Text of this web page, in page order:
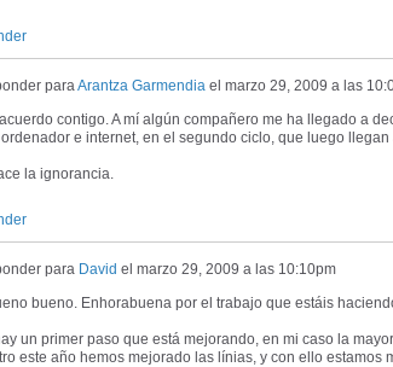
para Arantza Garmendia el marzo 29, 2009 a las
contigo. A mí algún compañero me ha llegado a
e internet, en el segundo ciclo, que luego
la ignorancia.
para David el marzo 29, 2009 a las 10:10pm
bueno. Enhorabuena por el trabajo que estáis
un primer paso que está mejorando, en mi caso la
este año hemos mejorado las línias, y con ello estamos